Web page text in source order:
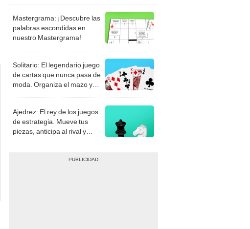
Mastergrama: ¡Descubre las
palabras escondidas en
nuestro Mastergrama!
Solitario: El legendario juego
de cartas que nunca pasa de
moda. Organiza el mazo y
Ajedrez: El rey de los juegos
de estrategia. Mueve tus
piezas, anticipa al rival y